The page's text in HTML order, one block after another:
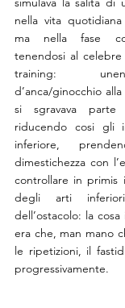
nella vita
ma nella fase
tenendosi al
training:
d’anca/ginocchio
si sgravava
riducendo cosi gli
inferiore,
dimestichezza con
controllare in primis
degli arti
dell’ostacolo: la
era che, man mano
le ripetizioni, il
progressivamente.